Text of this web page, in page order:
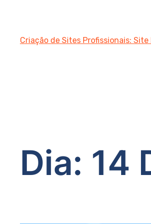
Criação de Sites Profissionais:
Dia: 14